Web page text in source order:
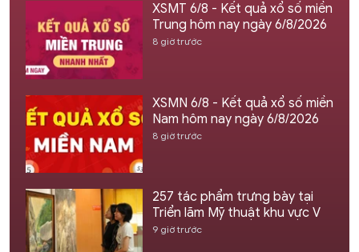
XSMT 6/8 - Kết quả xổ số miền
Trung hôm nay ngày 6/8/2026
8 giờ trước
XSMN 6/8 - Kết quả xổ số miền
Nam hôm nay ngày 6/8/2026
8 giờ trước
257 tác phẩm trưng bày tại
Triển lãm Mỹ thuật khu vực V
9 giờ trước